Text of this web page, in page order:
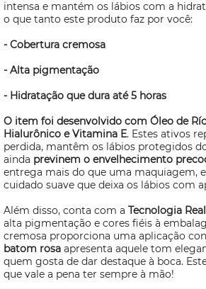
intensa e mantém os lábios com a
o que tanto este produto faz por você:
- Cobertura cremosa
- Alta pigmentação
- Hidratação que dura até 5 horas
O item foi desenvolvido com Óleo de
Hialurônico e Vitamina E. Estes ativos
perdida, mantêm os lábios protegidos
ainda previnem o envelhecimento
entrega mais do que uma maquiagem,
cuidado suave que deixa os lábios com
Além disso, conta com a Tecnologia
alta pigmentação e cores fiéis à
cremosa proporciona uma aplicação
batom rosa apresenta aquele tom
quem gosta de dar destaque à boca.
que vale a pena ter sempre à mão!